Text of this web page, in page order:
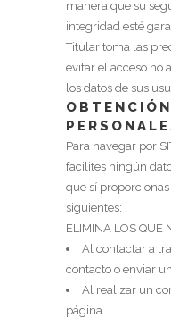
manera que su
integridad esté
Titular toma las
evitar el acceso no
los datos de sus
Para navegar por
facilites ningún
que sí
siguientes:
ELIMINA LOS QUE
Al contactar a
contacto o enviar
Al realizar un
página.